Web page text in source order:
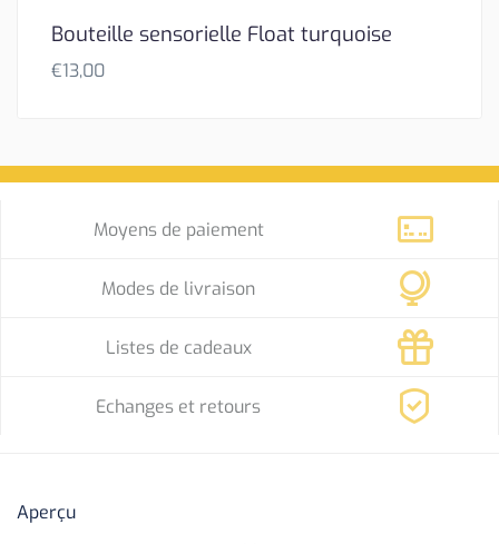
Bouteille sensorielle Float turquoise
€13,00
Moyens de paiement
Modes de livraison
Listes de cadeaux
Echanges et retours
Aperçu